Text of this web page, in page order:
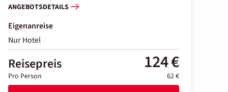
ANGEBOTSDETAILS
Eigenanreise
Nur Hotel
Reisepreis 124 €
Pro Person 62 €